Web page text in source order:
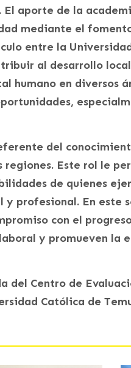
aporte de la
mediante el
entre la
al desarrollo
humano en diversos
del
Este rol le
de quienes
y profesional. En este
con el
y promueven la
del Centro de
Católica de